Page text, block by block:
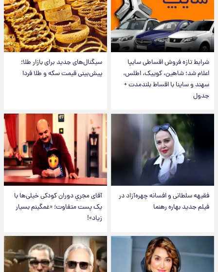
شرایط تازه فروش اقساطی سایپا
اعلام شد؛ شاهین، کوییک، اطلس،
سهند و ساینا با اقساط بلندمدت +
جدول
سیگنال‌های جدید برای بازار طلا؛
پیش‌بینی قیمت سکه و طلا فردا
فقیهه سلطانی و افسانه چهره‌آزاد در
فیلم جدید بهاره رهنما
آقای مجریِ دوران کودکی خیلی‌ها با
یک پست متفاوت؛ «غمگینم بسیار
زیاد»!